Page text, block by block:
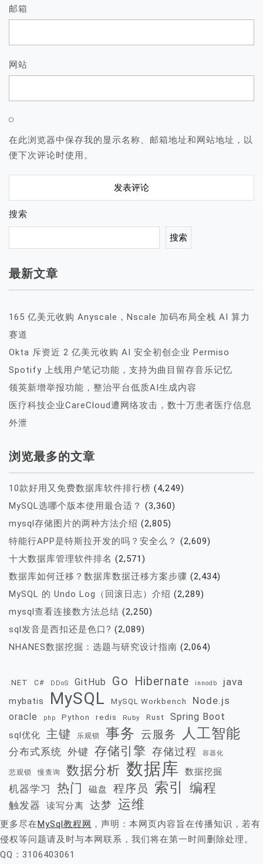
邮箱
网站
在此浏览器中保存我的显示名称、邮箱地址和网站地址，以
便下次评论时使用。
搜索
搜索
最新文章
165 亿美元收购 Anyscale，Nscale 加码布局全栈 AI 算力
赛道
Okta 斥资近 2 亿美元收购 AI 安全初创企业 Permiso
Spotify 上线用户笔记功能，支持为曲目留存音乐记忆
领英新增举报功能，整治平台低质AI生成内容
医疗科技企业CareCloud遭网络攻击，数十万患者医疗信息
外泄
浏览最多的文章
10款好用又免费数据库软件排行榜 (4,249)
MySQL选哪个版本使用最合适？ (3,360)
mysql存储图片的两种方法介绍 (2,805)
特能行APP是特斯拉开发的吗？安全么？ (2,609)
十大数据库管理软件排名 (2,571)
数据库如何迁移？数据库数据迁移方案步骤 (2,434)
MySQL 的 Undo Log（回滚日志）介绍 (2,289)
mysql查看连接数方法总结 (2,250)
sql发音是西扣还是色口? (2,089)
NHANES数据挖掘：选题与研究设计指南 (2,064)
.NET C# DDoS GitHub Go Hibernate innodb java
mybatis MySQL MySQL Workbench Node.js
oracle php Python redis Ruby Rust Spring Boot
sql优化 主键 乐观锁 事务 云服务 人工智能
分布式系统 外键 存储引擎 存储过程 容器化
悲观锁 慢查询 数据分析 数据库 数据挖掘
机器学习 热门 磁盘 程序员 索引 编程
触发器 读写分离 达梦 运维
更多尽在MySql教程网 ，声明：本网页内容旨在传播知识，若有
侵权等问题请及时与本网联系，我们将在第一时间删除处理。
QQ：3106403061